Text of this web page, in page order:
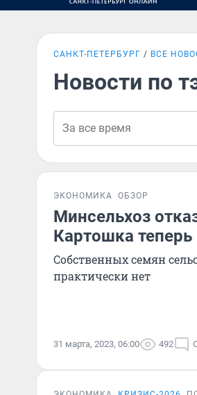
САНКТ-ПЕТЕРБУРГ ВСЕ
Новости по
ЭКОНОМИКА ОБЗОР
Минсельхоз
Картошка теперь
Собственных семян
практически нет
31 марта, 2023, 06:00 492